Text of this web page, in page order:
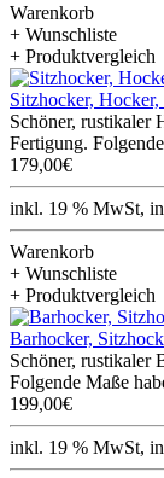
Warenkorb
+ Wunschliste
+ Produktvergleich
Sitzhocker,
Schöner, rustikaler
Fertigung.
179,00€
inkl. 19 % MwSt,
Warenkorb
+ Wunschliste
+ Produktvergleich
Barhocker,
Schöner, rustikaler
Folgende Maße
199,00€
inkl. 19 % MwSt,